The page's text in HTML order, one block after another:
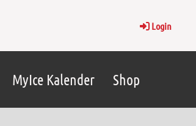
Login
MyIce Kalender Shop